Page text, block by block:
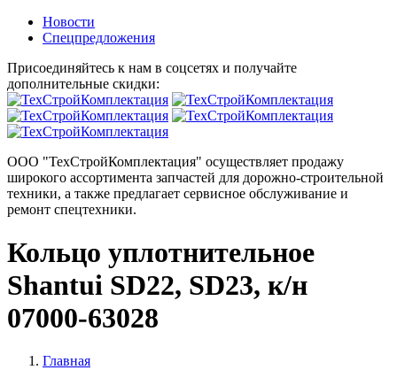
Новости
Спецпредложения
Присоединяйтесь к нам в соцсетях и получайте
дополнительные скидки:
ООО "ТехСтройКомплектация" осуществляет продажу
широкого ассортимента запчастей для дорожно-строительной
техники, а также предлагает сервисное обслуживание и
ремонт спецтехники.
Кольцо уплотнительное
Shantui SD22, SD23, к/н
07000-63028
Главная